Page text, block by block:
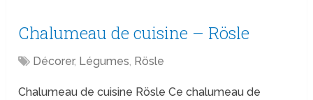
Chalumeau de cuisine – Rösle
Décorer, Légumes, Rösle
Chalumeau de cuisine Rösle Ce chalumeau de